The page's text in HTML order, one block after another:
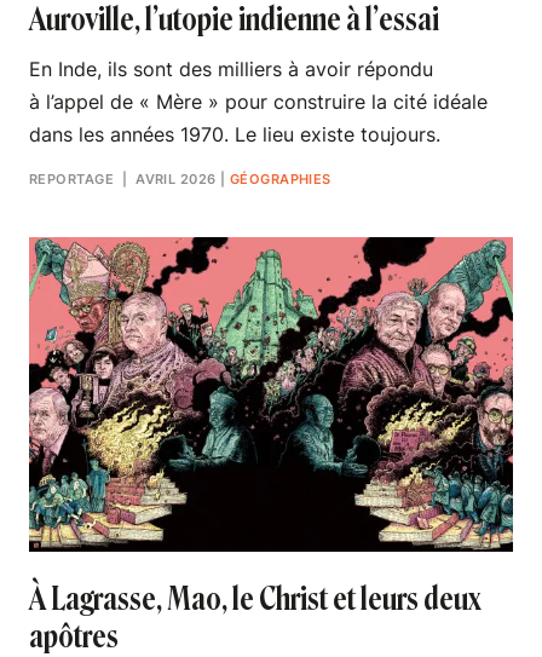
Auroville, l’utopie indienne à l’essai
En Inde, ils sont des milliers à avoir répondu
à l’appel de « Mère » pour construire la cité idéale
dans les années 1970. Le lieu existe toujours.
REPORTAGE | AVRIL 2026 GÉOGRAPHIES
À Lagrasse, Mao, le Christ et leurs deux
apôtres